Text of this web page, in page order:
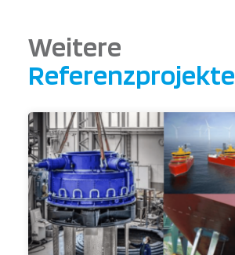
Weitere
Referenzprojekte